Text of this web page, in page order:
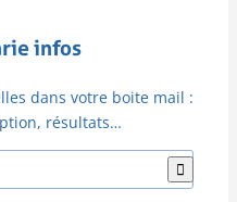
infos
dans votre boite mail :
résultats…
